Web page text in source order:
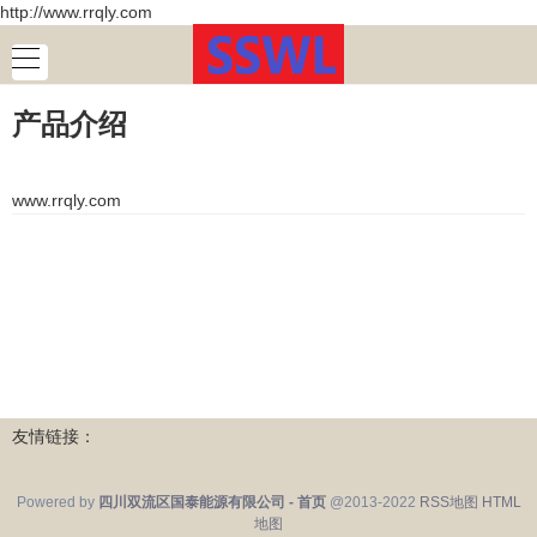
http://www.rrqly.com
产品介绍
www.rrqly.com
友情链接：
Powered by 四川双流区国泰能源有限公司 - 首页@2013-2022 RSS地图 HTML
地图